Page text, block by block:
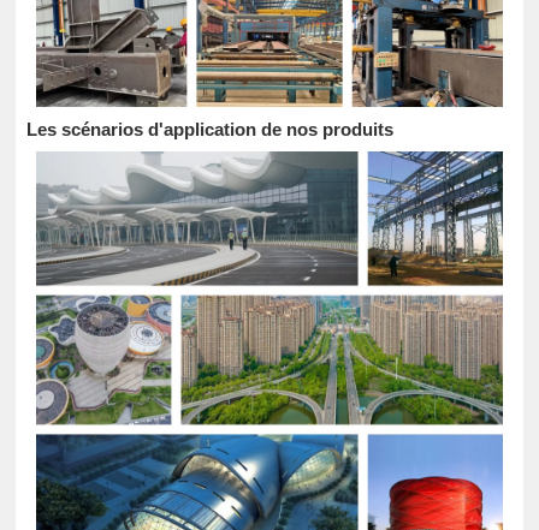
Les scénarios d'application de nos produits